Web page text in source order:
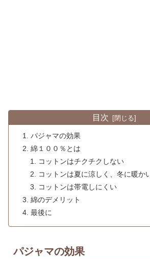
目次
パジャマの効果
綿１００％とは
コットンはチクチクしない
コットンは夏に涼しく、冬に暖か
コットンは帯電しにくい
綿のデメリット
最後に
パジャマの効果